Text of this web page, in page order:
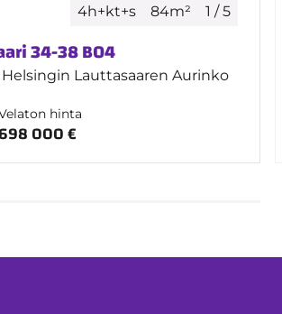
4h+kt+s 84m² 1 / 5
34-38 B04
Lauttasaaren Aurinko
hinta
000 €